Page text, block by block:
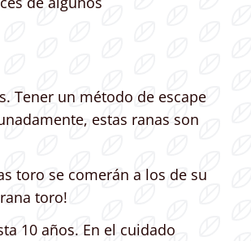
Tener un método de escape
estas ranas son
toro se comerán a los de su
toro!
10 años. En el cuidado